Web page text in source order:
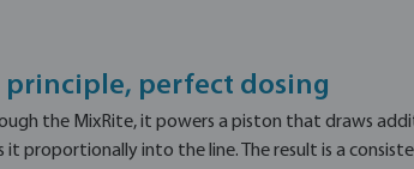
principle, perfect dosing
the MixRite, it powers a piston that draws
it proportionally into the line. The result is a